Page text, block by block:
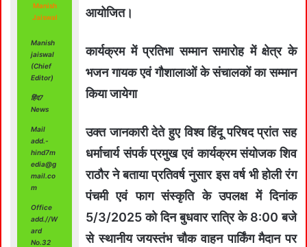
Manish
Jaiswal
Manish
jaiswal
(Chief
Editor)
हिंद7
News
Mail
add.-
hind7m
edia@g
mail.co
m
Office
add.//W
ard
No.32
आयोजित।
कार्यक्रम में प्रतिभा सम्मान समारोह में क्षेत्र के
भजन गायक एवं गौशालाओं के संचालकों का सम्मान
किया जायेगा
उक्त जानकारी देते हुए विश्व हिंदू परिषद प्रांत सह
धर्माचार्य संपर्क प्रमुख एवं कार्यक्रम संयोजक शिव
राठौर ने बताया प्रतिवर्ष नुसार इस वर्ष भी होली रंग
पंचमी एवं फाग संस्कृति के उपलक्ष में दिनांक
5/3/2025 को दिन बुधवार रात्रि के 8:00 बजे
से स्थानीय जयस्तंभ चौक वाहन पार्किंग मैदान पर